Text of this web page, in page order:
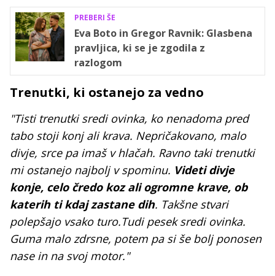
PREBERI ŠE
Eva Boto in Gregor Ravnik: Glasbena
pravljica, ki se je zgodila z
razlogom
Trenutki, ki ostanejo za vedno
"Tisti trenutki sredi ovinka, ko nenadoma pred
tabo stoji konj ali krava. Nepričakovano, malo
divje, srce pa imaš v hlačah. Ravno taki trenutki
mi ostanejo najbolj v spominu. Videti divje
konje, celo čredo koz ali ogromne krave, ob
katerih ti kdaj zastane dih. Takšne stvari
polepšajo vsako turo.Tudi pesek sredi ovinka.
Guma malo zdrsne, potem pa si še bolj ponosen
nase in na svoj motor."